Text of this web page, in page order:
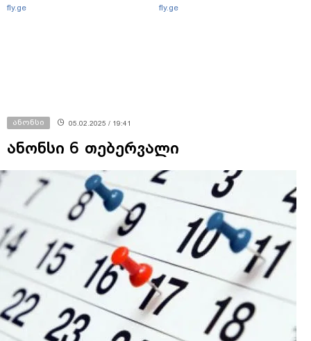
fly.ge fly.ge
ანონსი 05.02.2025 / 19:41
ანონსი 6 თებერვალი